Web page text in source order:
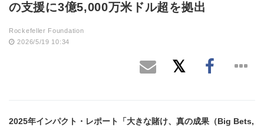
の支援に3億5,000万米ドル超を拠出
Rockefeller Foundation
2026/5/19 10:34
2025年インパクト・レポート「大きな賭け、真の成果（Big Bets,